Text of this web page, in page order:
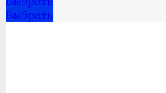
Выбрать